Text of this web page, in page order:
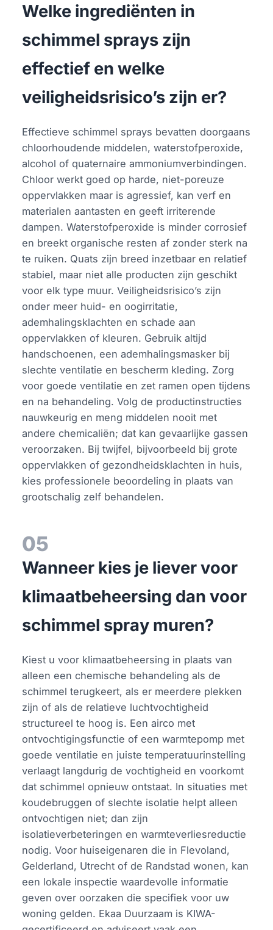
Welke ingrediënten in
schimmel sprays zijn
effectief en welke
veiligheidsrisico’s zijn er?
Effectieve schimmel sprays bevatten doorgaans
chloorhoudende middelen, waterstofperoxide,
alcohol of quaternaire ammoniumverbindingen.
Chloor werkt goed op harde, niet-poreuze
oppervlakken maar is agressief, kan verf en
materialen aantasten en geeft irriterende
dampen. Waterstofperoxide is minder corrosief
en breekt organische resten af zonder sterk na
te ruiken. Quats zijn breed inzetbaar en relatief
stabiel, maar niet alle producten zijn geschikt
voor elk type muur. Veiligheidsrisico’s zijn
onder meer huid- en oogirritatie,
ademhalingsklachten en schade aan
oppervlakken of kleuren. Gebruik altijd
handschoenen, een ademhalingsmasker bij
slechte ventilatie en bescherm kleding. Zorg
voor goede ventilatie en zet ramen open tijdens
en na behandeling. Volg de productinstructies
nauwkeurig en meng middelen nooit met
andere chemicaliën; dat kan gevaarlijke gassen
veroorzaken. Bij twijfel, bijvoorbeeld bij grote
oppervlakken of gezondheidsklachten in huis,
kies professionele beoordeling in plaats van
grootschalig zelf behandelen.
05
Wanneer kies je liever voor
klimaatbeheersing dan voor
schimmel spray muren?
Kiest u voor klimaatbeheersing in plaats van
alleen een chemische behandeling als de
schimmel terugkeert, als er meerdere plekken
zijn of als de relatieve luchtvochtigheid
structureel te hoog is. Een airco met
ontvochtigingsfunctie of een warmtepomp met
goede ventilatie en juiste temperatuurinstelling
verlaagt langdurig de vochtigheid en voorkomt
dat schimmel opnieuw ontstaat. In situaties met
koudebruggen of slechte isolatie helpt alleen
ontvochtigen niet; dan zijn
isolatieverbeteringen en warmteverliesreductie
nodig. Voor huiseigenaren die in Flevoland,
Gelderland, Utrecht of de Randstad wonen, kan
een lokale inspectie waardevolle informatie
geven over oorzaken die specifiek voor uw
woning gelden. Ekaa Duurzaam is KIWA-